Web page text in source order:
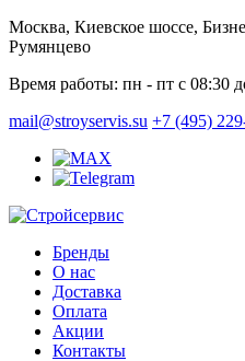
Москва, Киевское шоссе,
Румянцево
Время работы: пн - пт с 08:30
mail@stroyservis.su +7 (495)
Бренды
О нас
Доставка
Оплата
Акции
Контакты